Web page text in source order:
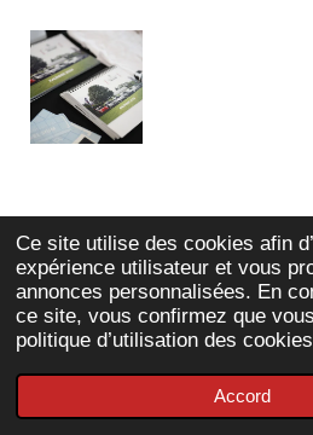
Ce site utilise des cookies afin
expérience utilisateur et vous
annonces personnalisées. En
ce site, vous confirmez que
politique d’utilisation des
Accord